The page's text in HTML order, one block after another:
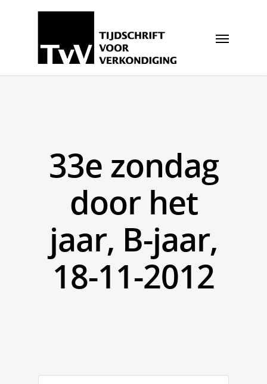
33e zondag
door het
jaar, B-jaar,
18-11-2012